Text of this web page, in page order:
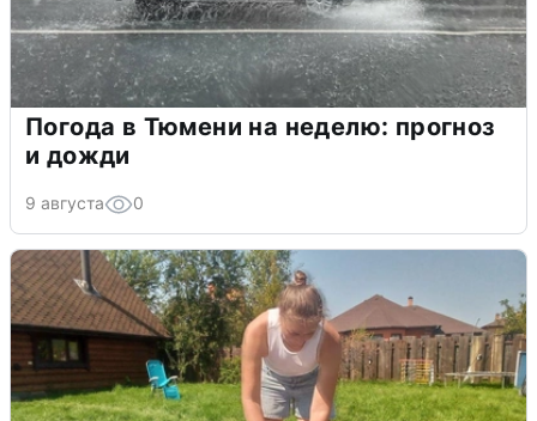
Погода в Тюмени на неделю: прогноз
и дожди
9 августа 0